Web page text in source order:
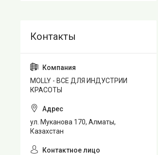
MOLLY - ВСЕ ДЛЯ ИНДУСТРИИ
КРАСОТЫ
ул. Муканова 170, Алматы,
Казахстан